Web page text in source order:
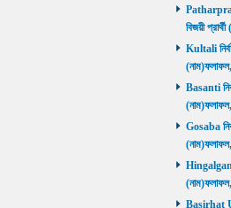
বিজয়ী
Kultali
Basanti
Gosaba
Hingalganj
Basirhat